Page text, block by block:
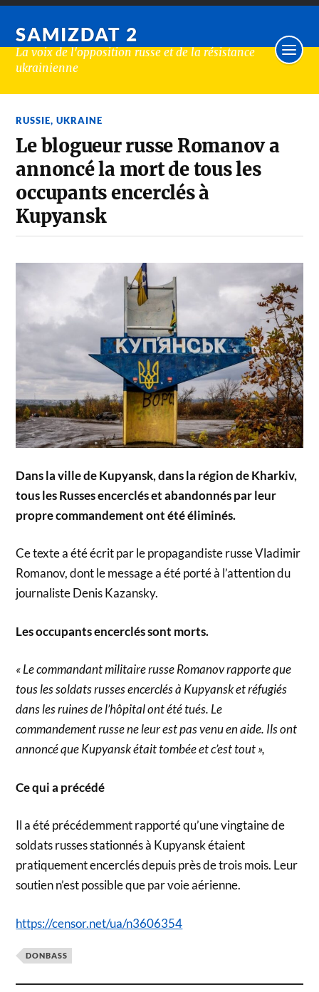
SAMIZDAT 2
La voix de l'opposition russe et de la résistance
ukrainienne
RUSSIE,UKRAINE
Le blogueur russe Romanov a
annoncé la mort de tous les
occupants encerclés à
Kupyansk
Dans la ville de Kupyansk, dans la région de Kharkiv,
tous les Russes encerclés et abandonnés par leur
propre commandement ont été éliminés.
Ce texte a été écrit par le propagandiste russe Vladimir
Romanov, dont le message a été porté à l’attention du
journaliste Denis Kazansky.
Les occupants encerclés sont morts.
« Le commandant militaire russe Romanov rapporte que
tous les soldats russes encerclés à Kupyansk et réfugiés
dans les ruines de l’hôpital ont été tués. Le
commandement russe ne leur est pas venu en aide. Ils ont
annoncé que Kupyansk était tombée et c’est tout »,
Ce qui a précédé
Il a été précédemment rapporté qu’une vingtaine de
soldats russes stationnés à Kupyansk étaient
pratiquement encerclés depuis près de trois mois. Leur
soutien n’est possible que par voie aérienne.
https://censor.net/ua/n3606354
DONBASS